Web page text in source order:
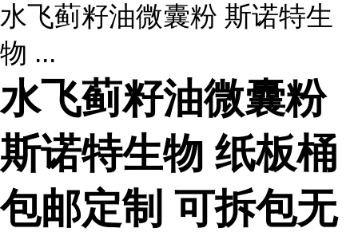
水飞蓟籽油微囊粉 斯诺特生
物 ...
水飞蓟籽油微囊粉
斯诺特生物 纸板桶
包邮定制 可拆包无